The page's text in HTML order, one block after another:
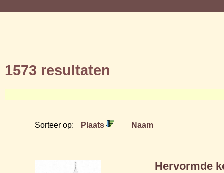
1573 resultaten
Sorteer op: Plaats Naam
Hervormde